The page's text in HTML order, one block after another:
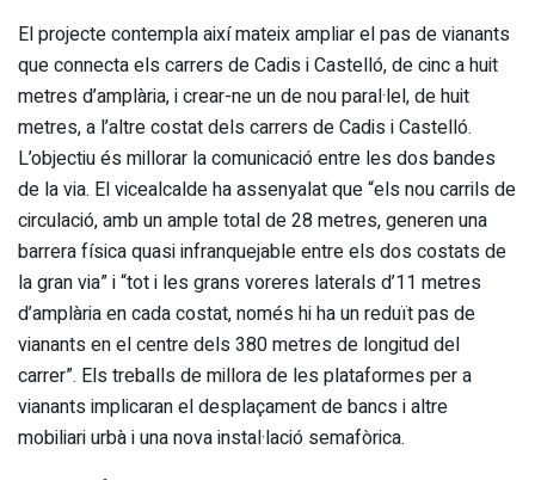
El projecte contempla així mateix ampliar el pas de vianants
que connecta els carrers de Cadis i Castelló, de cinc a huit
metres d’amplària, i crear-ne un de nou paral·lel, de huit
metres, a l’altre costat dels carrers de Cadis i Castelló.
L’objectiu és millorar la comunicació entre les dos bandes
de la via. El vicealcalde ha assenyalat que “els nou carrils de
circulació, amb un ample total de 28 metres, generen una
barrera física quasi infranquejable entre els dos costats de
la gran via” i “tot i les grans voreres laterals d’11 metres
d’amplària en cada costat, només hi ha un reduït pas de
vianants en el centre dels 380 metres de longitud del
carrer”. Els treballs de millora de les plataformes per a
vianants implicaran el desplaçament de bancs i altre
mobiliari urbà i una nova instal·lació semafòrica.